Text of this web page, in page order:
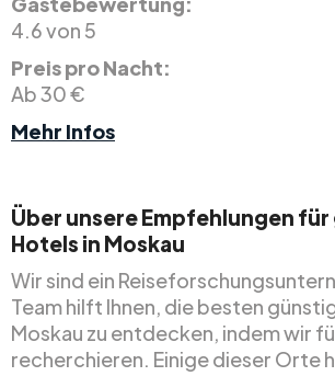
4.6 von 5
Preis pro Nacht:
Ab 30 €
Mehr Infos
Über unsere Empfehlungen
Hotels in Moskau
Wir sind ein
Team hilft Ihnen, die besten
Moskau zu entdecken, indem wir
recherchieren. Einige dieser Orte